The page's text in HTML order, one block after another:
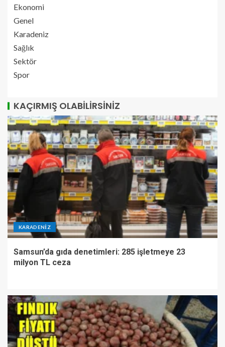
Ekonomi
Genel
Karadeniz
Sağlık
Sektör
Spor
KAÇIRMIŞ OLABILIRSINIZ
KARADENIZ
Samsun’da gıda denetimleri: 285 işletmeye 23
milyon TL ceza